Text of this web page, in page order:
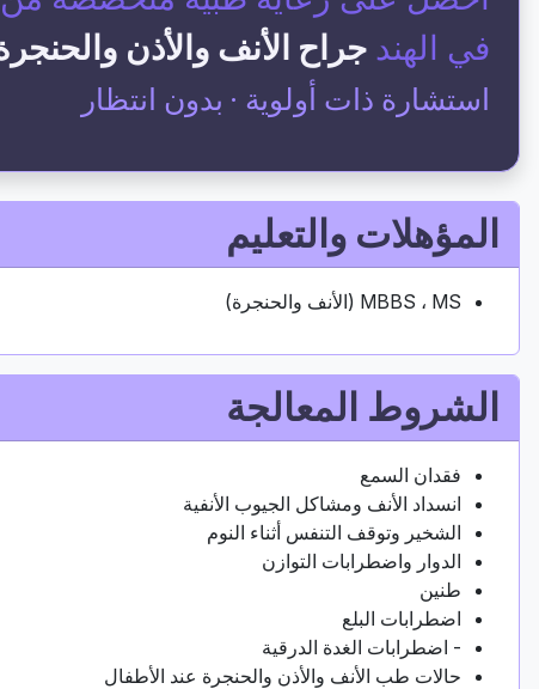
في الهند جراح الأنف والأذن
استشارة ذات أولوية · بدون انتظار
المؤهلات والتعليم
MBBS ، MS (الأنف والحنجرة)
الشروط المعالجة
فقدان السمع
انسداد الأنف ومشاكل الجيوب الأنفية
الشخير وتوقف التنفس أثناء النوم
الدوار واضطرابات التوازن
طنين
اضطرابات البلع
- اضطرابات الغدة الدرقية
حالات طب الأنف والأذن والحنجرة عند الأطفال